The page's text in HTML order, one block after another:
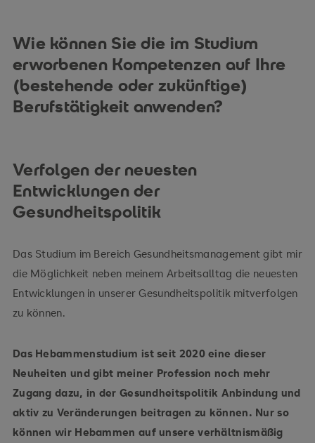
Wie können Sie die im Studium
erworbenen Kompetenzen auf Ihre
(bestehende oder zukünftige)
Berufstätigkeit anwenden?
Verfolgen der neuesten
Entwicklungen der
Gesundheitspolitik
Das Studium im Bereich Gesundheitsmanagement gibt mir
die Möglichkeit neben meinem Arbeitsalltag die neuesten
Entwicklungen in unserer Gesundheitspolitik mitverfolgen
zu können.
Das Hebammenstudium ist seit 2020 eine dieser
Neuheiten und gibt meiner Profession noch mehr
Zugang dazu, in der Gesundheitspolitik Anbindung und
aktiv zu Veränderungen beitragen zu können. Nur so
können wir Hebammen auf unsere verhältnismäßig